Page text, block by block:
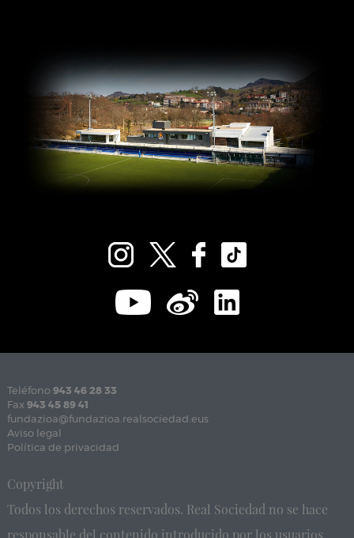
Teléfono 943 46 28 33
Fax 943 45 89 41
fundazioa@fundazioa.realsociedad.eus
Aviso legal
Política de privacidad
Copyright
Todos los derechos reservados. Real Sociedad no se hace
responsable del contenido introducido por los usuarios.